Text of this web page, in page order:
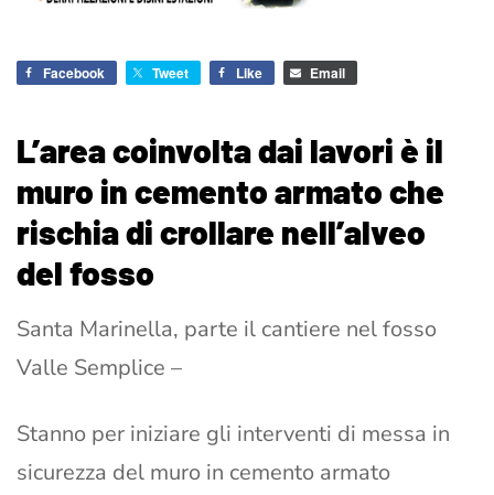
Facebook Tweet Like Email
L’area coinvolta dai lavori è il
muro in cemento armato che
rischia di crollare nell’alveo
del fosso
Santa Marinella, parte il cantiere nel fosso
Valle Semplice –
Stanno per iniziare gli interventi di messa in
sicurezza del muro in cemento armato